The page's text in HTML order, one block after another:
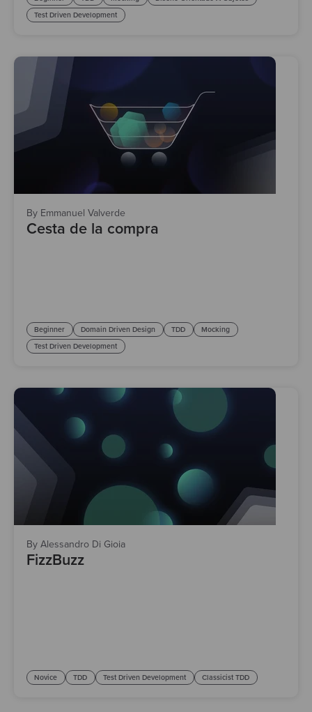
Test Driven Development
By Emmanuel Valverde
Cesta de la compra
Beginner Domain Driven Design TDD
Mocking
Test Driven Development
By Alessandro Di Gioia
FizzBuzz
Novice TDD Test Driven Development Classicist TDD